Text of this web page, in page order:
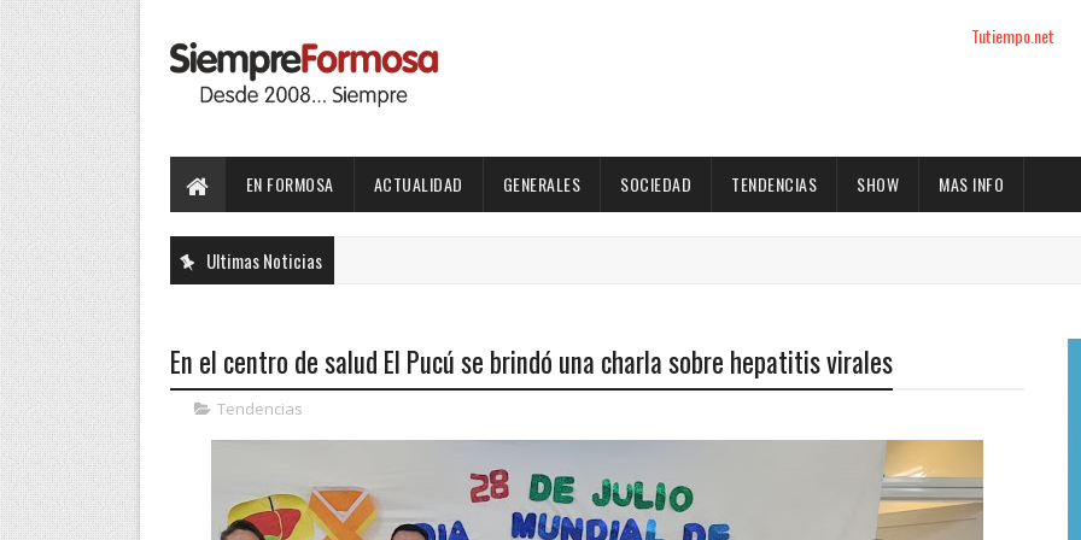
Tutiempo.net
EN FORMOSA ACTUALIDAD GENERALES SOCIEDAD TENDENCIAS SHOW MAS INFO
Ultimas Noticias
En el centro de salud El Pucú se brindó una charla sobre hepatitis virales
Tendencias